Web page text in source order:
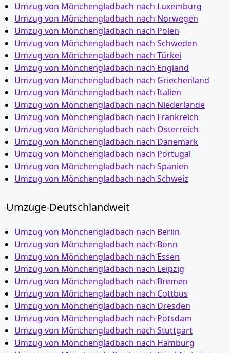
Umzug von Mönchen­gladbach nach Luxemburg
Umzug von Mönchen­gladbach nach Norwegen
Umzug von Mönchen­gladbach nach Polen
Umzug von Mönchen­gladbach nach Schweden
Umzug von Mönchen­gladbach nach Türkei
Umzug von Mönchen­gladbach nach England
Umzug von Mönchen­gladbach nach Griechenland
Umzug von Mönchen­gladbach nach Italien
Umzug von Mönchen­gladbach nach Niederlande
Umzug von Mönchen­gladbach nach Frankreich
Umzug von Mönchen­gladbach nach Österreich
Umzug von Mönchen­gladbach nach Dänemark
Umzug von Mönchen­gladbach nach Portugal
Umzug von Mönchen­gladbach nach Spanien
Umzug von Mönchen­gladbach nach Schweiz
Umzüge-Deutschlandweit
Umzug von Mönchen­gladbach nach Berlin
Umzug von Mönchen­gladbach nach Bonn
Umzug von Mönchen­gladbach nach Essen
Umzug von Mönchen­gladbach nach Leipzig
Umzug von Mönchen­gladbach nach Bremen
Umzug von Mönchen­gladbach nach Cottbus
Umzug von Mönchen­gladbach nach Dresden
Umzug von Mönchen­gladbach nach Potsdam
Umzug von Mönchen­gladbach nach Stuttgart
Umzug von Mönchen­gladbach nach Hamburg